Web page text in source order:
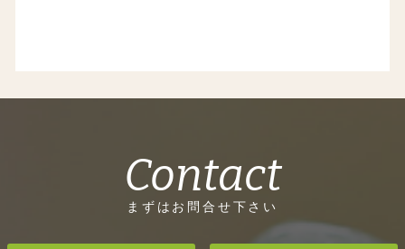
Contact
まずはお問合せ下さい